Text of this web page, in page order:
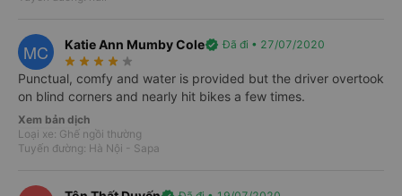
Bạn muốn đi đâu?
Ngày đi
CN, 09/08/2026
MC Katie Ann Mumby Coleverified Đã đi • 27/07/2020
star_rate star_rate star_rate star_rate star_rate
Punctual, comfy and water is provided but the driver overtook
on blind corners and nearly hit bikes a few times.
Xem bản dịch
Loại xe: Ghế ngồi thường
Tuyến đường: Hà Nội - Sapa